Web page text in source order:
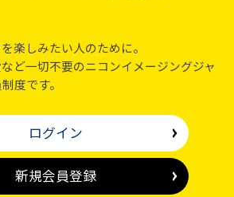
楽しみたい人のために。
ど一切不要のニコンイメージングジャ
度です。
ログイン
新規会員登録